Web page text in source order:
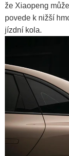
že Xiaopeng
povede k nižší
jízdní kola.